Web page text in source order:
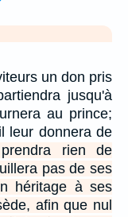
un don pris
jusqu'à
au prince;
leur donnera de
rien de
pas de ses
héritage à ses
afin que nul